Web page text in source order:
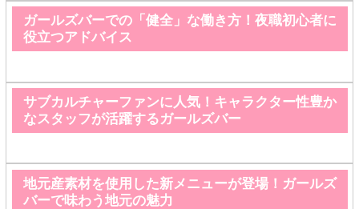
ガールズバーでの「健全」な働き方！夜職初心者に
役立つアドバイス
サブカルチャーファンに人気！キャラクター性豊か
なスタッフが活躍するガールズバー
地元産素材を使用した新メニューが登場！ガールズ
バーで味わう地元の魅力